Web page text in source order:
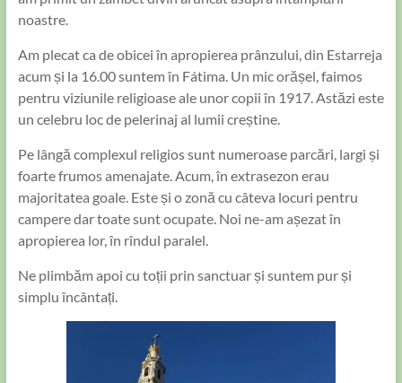
noastre.
Am plecat ca de obicei în apropierea prânzului, din Estarreja
acum și la 16.00 suntem în Fátima. Un mic orășel, faimos
pentru viziunile religioase ale unor copii în 1917. Astăzi este
un celebru loc de pelerinaj al lumii creștine.
Pe lângă complexul religios sunt numeroase parcări, largi și
foarte frumos amenajate. Acum, în extrasezon erau
majoritatea goale. Este și o zonă cu câteva locuri pentru
campere dar toate sunt ocupate. Noi ne-am așezat în
apropierea lor, în rîndul paralel.
Ne plimbăm apoi cu toții prin sanctuar și suntem pur și
simplu încântați.